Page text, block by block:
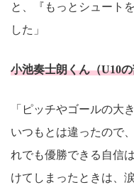
と、『もっとシュート
した」
小池奏士朗くん（U10
「ピッチやゴールの大
いつもとは違ったので
れでも優勝できる自信
けてしまったときは、